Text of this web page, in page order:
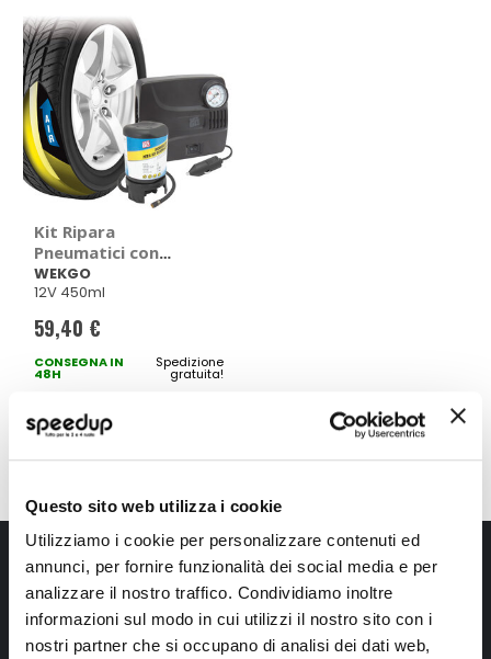
Questo sito web utilizza i cookie
Utilizziamo i cookie per personalizzare contenuti ed
annunci, per fornire funzionalità dei social media e per
analizzare il nostro traffico. Condividiamo inoltre
informazioni sul modo in cui utilizzi il nostro sito con i
nostri partner che si occupano di analisi dei dati web,
Kit Ripara
Pneumatici con
Compressore
Automatico -
WEKGO
WEKGO
12V 450ml
59,40 €
CONSEGNA IN
48H
Spedizione
gratuita!
Iscriviti alla newsletter Speedup
Ricevi subito uno sconto del 10% per il tuo primo acquisto online!